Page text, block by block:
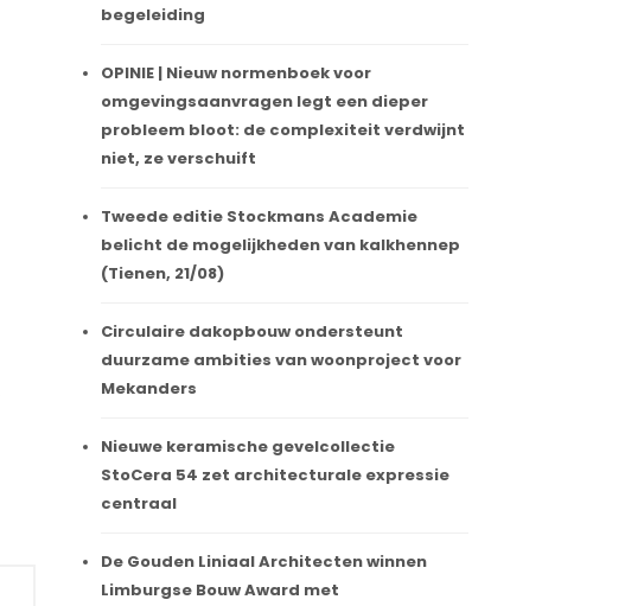
begeleiding
OPINIE | Nieuw normenboek voor
omgevingsaanvragen legt een dieper
probleem bloot: de complexiteit verdwijnt
niet, ze verschuift
Tweede editie Stockmans Academie
belicht de mogelijkheden van kalkhennep
(Tienen, 21/08)
Circulaire dakopbouw ondersteunt
duurzame ambities van woonproject voor
Mekanders
Nieuwe keramische gevelcollectie
StoCera 54 zet architecturale expressie
centraal
De Gouden Liniaal Architecten winnen
Limburgse Bouw Award met